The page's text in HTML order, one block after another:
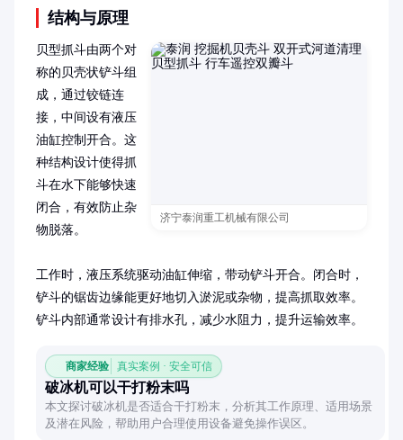
结构与原理
济宁泰润重工机械有限公司
贝型抓斗由两个对
称的贝壳状铲斗组
成，通过铰链连
接，中间设有液压
油缸控制开合。这
种结构设计使得抓
斗在水下能够快速
闭合，有效防止杂
物脱落。
工作时，液压系统驱动油缸伸缩，带动铲斗开合。闭合时，
铲斗的锯齿边缘能更好地切入淤泥或杂物，提高抓取效率。
铲斗内部通常设计有排水孔，减少水阻力，提升运输效率。
商家经验 真实案例 · 安全可信
破冰机可以干打粉末吗
本文探讨破冰机是否适合干打粉末，分析其工作原理、适用场景
及潜在风险，帮助用户合理使用设备避免操作误区。